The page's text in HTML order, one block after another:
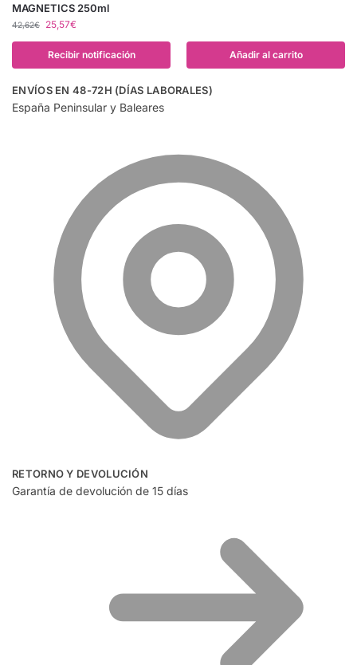
MAGNETICS 250ml
42,62€ 25,57€
Recibir notificación Añadir al carrito
ENVÍOS EN 48-72H (DÍAS LABORALES)
España Peninsular y Baleares
RETORNO Y DEVOLUCIÓN
Garantía de devolución de 15 días